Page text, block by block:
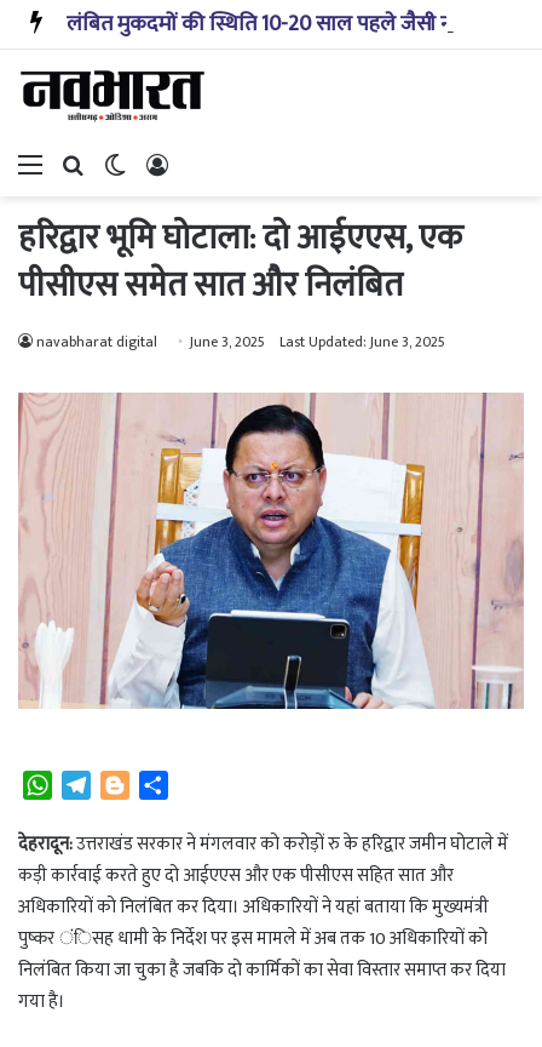
Menu Search forSwitch skin
हरिद्वार भूमि घोटाला: दो आईएएस, एक
पीसीएस समेत सात और निलंबित
navabharat digital June 3, 2025 Last Updated: June 3, 2025
W
a
t
s
A
p
p
l
e
g
r
a
o
g
g
e
r
a
r
e
देहरादून:उत्तराखंड सरकार ने मंगलवार को करोड़ों रु के हरिद्वार जमीन घोटाले में
कड़ी कार्रवाई करते हुए दो आईएएस और एक पीसीएस सहित सात और
अधिकारियों को निलंबित कर दिया। अधिकारियों ने यहां बताया कि मुख्यमंत्री
पुष्कर ंिसह धामी के निर्देश पर इस मामले में अब तक 10 अधिकारियों को
निलंबित किया जा चुका है जबकि दो कार्मिकों का सेवा विस्तार समाप्त कर दिया
गया है।